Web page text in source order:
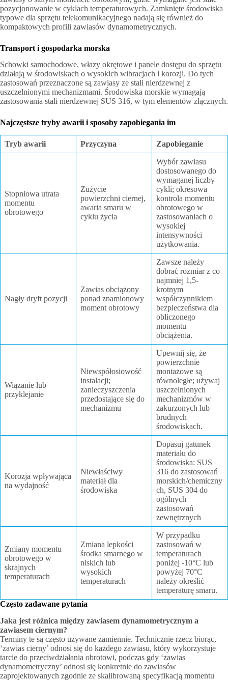
pozycjonowanie w cyklach temperaturowych. Zamknięte środowiska
typowe dla sprzętu telekomunikacyjnego nadają się również do
kompaktowych profili zawiasów dynamometrycznych.
Transport i gospodarka morska
Schowki samochodowe, włazy okrętowe i panele dostępu do sprzętu
działają w środowiskach o wysokich wibracjach i korozji. Do tych
zastosowań przeznaczone są zawiasy ze stali nierdzewnej z
uszczelnionymi mechanizmami. Środowiska morskie wymagają
zastosowania stali nierdzewnej SUS 316, w tym elementów złącznych.
Najczęstsze tryby awarii i sposoby zapobiegania im
Tryb awarii Przyczyna Zapobieganie
Stopniowa utrata
momentu
obrotowego
Zużycie
powierzchni ciernej,
awaria smaru w
cyklu życia
Wybór zawiasu
dostosowanego do
wymaganej liczby
cykli; okresowa
kontrola momentu
obrotowego w
zastosowaniach o
wysokiej
intensywności
użytkowania.
Nagły dryft pozycji
Zawias obciążony
ponad znamionowy
moment obrotowy
Zawsze należy
dobrać rozmiar z co
najmniej 1,5-
krotnym
współczynnikiem
bezpieczeństwa dla
obliczonego
momentu
obciążenia.
Wiązanie lub
przyklejanie
Niewspółosiowość
instalacji;
zanieczyszczenia
przedostające się do
mechanizmu
Upewnij się, że
powierzchnie
montażowe są
równoległe; używaj
uszczelnionych
mechanizmów w
zakurzonych lub
brudnych
środowiskach.
Korozja wpływająca
na wydajność
Niewłaściwy
materiał dla
środowiska
Dopasuj gatunek
materiału do
środowiska: SUS
316 do zastosowań
morskich/chemiczny
ch, SUS 304 do
ogólnych
zastosowań
zewnętrznych
Zmiany momentu
obrotowego w
skrajnych
temperaturach
Zmiana lepkości
środka smarnego w
niskich lub
wysokich
temperaturach
W przypadku
zastosowań w
temperaturach
poniżej -10°C lub
powyżej 70°C
należy określić
temperaturę smaru.
Często zadawane pytania
Jaka jest różnica między zawiasem dynamometrycznym a
zawiasem ciernym?
Terminy te są często używane zamiennie. Technicznie rzecz biorąc,
‘zawias cierny’ odnosi się do każdego zawiasu, który wykorzystuje
tarcie do przeciwdziałania obrotowi, podczas gdy ‘zawias
dynamometryczny’ odnosi się konkretnie do zawiasów
zaprojektowanych zgodnie ze skalibrowaną specyfikacją momentu